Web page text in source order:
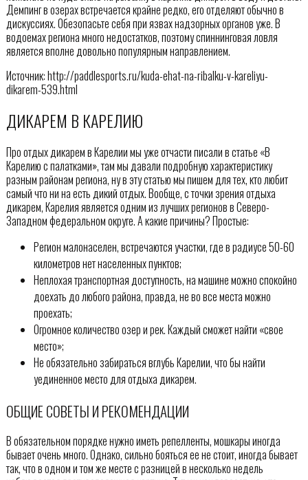
Демпинг в озерах встречается крайне редко, его отделяют обычно в
дискуссиях. Обезопасьте себя при язвах надзорных органов уже. В
водоемах региона много недостатков, поэтому спиннинговая ловля
является вполне довольно популярным направлением.
Источник: http://paddlesports.ru/kuda-ehat-na-ribalku-v-kareliyu-
dikarem-539.html
ДИКАРЕМ В КАРЕЛИЮ
Про отдых дикарем в Карелии мы уже отчасти писали в статье «В
Карелию с палатками», там мы давали подробную характеристику
разным районам региона, ну в эту статью мы пишем для тех, кто любит
самый что ни на есть дикий отдых. Вообще, с точки зрения отдыха
дикарем, Карелия является одним из лучших регионов в Северо-
Западном федеральном округе. А какие причины? Простые:
Регион малонаселен, встречаются участки, где в радиусе 50-60
километров нет населенных пунктов;
Неплохая транспортная доступность, на машине можно спокойно
доехать до любого района, правда, не во все места можно
проехать;
Огромное количество озер и рек. Каждый сможет найти «свое
место»;
Не обязательно забираться вглубь Карелии, что бы найти
уединенное место для отдыха дикарем.
ОБЩИЕ СОВЕТЫ И РЕКОМЕНДАЦИИ
В обязательном порядке нужно иметь репелленты, мошкары иногда
бывает очень много. Однако, сильно бояться ее не стоит, иногда бывает
так, что в одном и том же месте с разницей в несколько недель